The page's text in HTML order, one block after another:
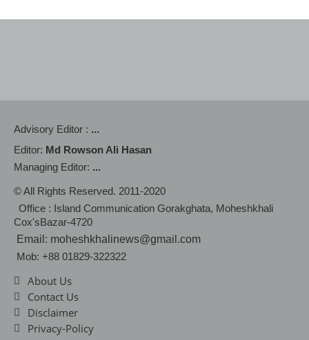
Advisory Editor : ...
Editor: Md Rowson Ali Hasan
Managing Editor: ...
© All Rights Reserved. 2011-2020
Office : Island Communication Gorakghata, Moheshkhali
Cox'sBazar-4720
Email: moheshkhalinews@gmail.com
Mob: +88 01829-322322
About Us
Contact Us
Disclaimer
Privacy-Policy